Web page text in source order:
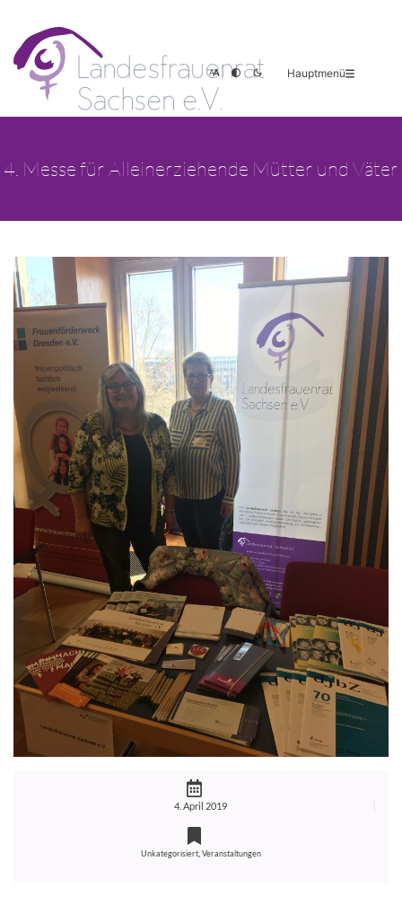
Hauptmenü
4. Messe für Alleinerziehende Mütter und Väter
4. April 2019
Unkategorisiert Veranstaltungen